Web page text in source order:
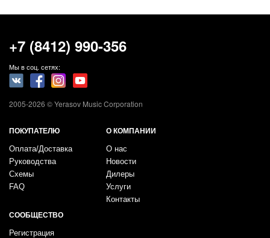
+7 (8412) 990-356
Мы в соц. сетях:
2005-2026 © Yerasov Music Corporation
ПОКУПАТЕЛЮ
Оплата/Доставка
Руководства
Схемы
FAQ
О КОМПАНИИ
О нас
Новости
Дилеры
Услуги
Контакты
СООБЩЕСТВО
Регистрация